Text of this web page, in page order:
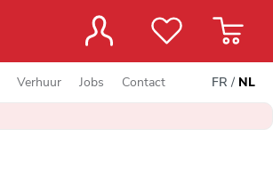
Verhuur Jobs Contact FR / NL